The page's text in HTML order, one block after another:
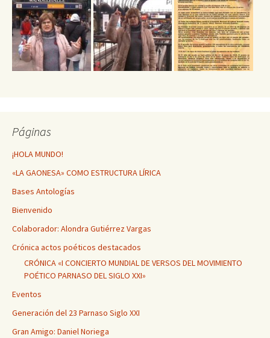
Páginas
¡HOLA MUNDO!
«LA GAONESA» COMO ESTRUCTURA LÍRICA
Bases Antologías
Bienvenido
Colaborador: Alondra Gutiérrez Vargas
Crónica actos poéticos destacados
CRÓNICA «I CONCIERTO MUNDIAL DE VERSOS DEL MOVIMIENTO
POÉTICO PARNASO DEL SIGLO XXI»
Eventos
Generación del 23 Parnaso Siglo XXI
Gran Amigo: Daniel Noriega